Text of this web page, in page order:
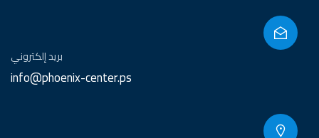
بريد إلكتروني
info@phoenix-center.ps